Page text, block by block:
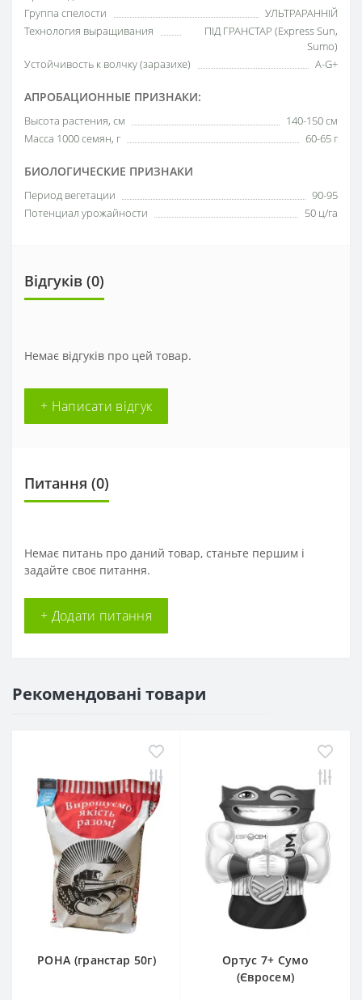
Группа спелости
УЛЬТРАРАННІЙ
Технология выращивания
ПІД ГРАНСТАР (Express Sun,
Sumo)
Устойчивость к волчку (заразихе)
A-G+
АПРОБАЦИОННЫЕ ПРИЗНАКИ:
Высота растения, см
140-150 см
Масса 1000 семян, г
60-65 г
БИОЛОГИЧЕСКИЕ ПРИЗНАКИ
Период вегетации
90-95
Потенциал урожайности
50 ц/га
Відгуків (0)
Немає відгуків про цей товар.
+ Написати відгук
Питання (0)
Немає питань про даний товар, станьте першим і
задайте своє питання.
+ Додати питання
Рекомендовані товари
РОНА (гранстар 50г)
Ортус 7+ Сумо
(Євросем)